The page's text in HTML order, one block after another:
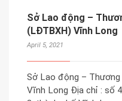
Sở Lao động –
(LĐTBXH) Vĩnh Long
April 5, 2021
Sở Lao động –
Vĩnh Long Địa chỉ : số